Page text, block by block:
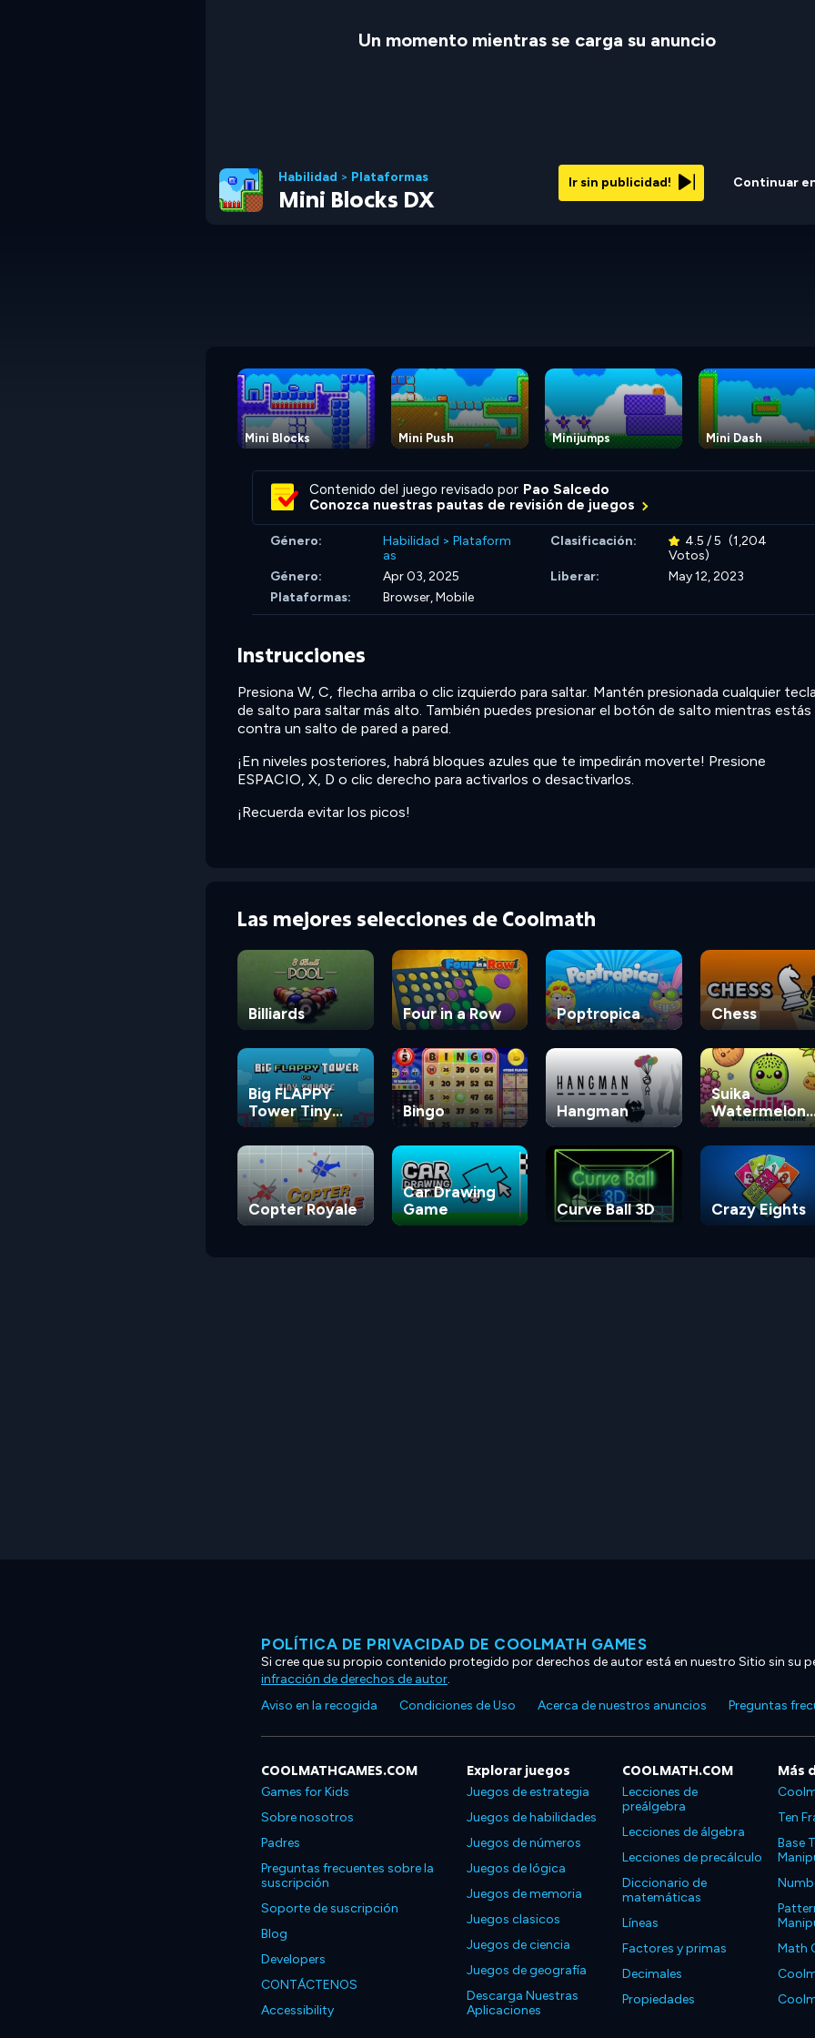
Un momento mientras se carga su anuncio
Continuar
Ir sin publicidad!
Habilidad > Plataformas
Mini Blocks DX
Mini Blocks Mini Push Minijumps Mini Dash
Contenido del juego revisado por Pao Salcedo
Conozca nuestras pautas de revisión de juegos
Género: Habilidad > Plataform
as
Clasificación: 4.5 / 5 (1,204
Votos)
Género:
Apr 03, 2025 Liberar:
May 12, 2023
Plataformas:
Browser, Mobile
Instrucciones
Presiona W, C, flecha arriba o clic izquierdo para saltar. Mantén presionada cualquier
de salto para saltar más alto. También puedes presionar el botón de salto mientras estás
contra un salto de pared a pared.
¡En niveles posteriores, habrá bloques azules que te impedirán moverte! Presione
ESPACIO, X, D o clic derecho para activarlos o desactivarlos.
¡Recuerda evitar los picos!
Las mejores selecciones de Coolmath
Billiards Four in a Row Poptropica Chess
Big FLAPPY
Tower Tiny
Square
Bingo Hangman
Suika
Watermelon
Game
Copter Royale
Car Drawing
Game
Curve Ball 3D Crazy Eights
POLÍTICA DE PRIVACIDAD DE COOLMATH GAMES
Si cree que su propio contenido protegido por derechos de autor está en nuestro Sitio sin su
infracción de derechos de autor.
Aviso en la recogida
Condiciones de Uso Acerca de nuestros anuncios Preguntas
COOLMATHGAMES.COM
Games for Kids
Sobre nosotros
Padres
Preguntas frecuentes sobre la
suscripción
Soporte de suscripción
Blog
Developers
CONTÁCTENOS
Accessibility
Explorar juegos
Juegos de estrategia
Juegos de habilidades
Juegos de números
Juegos de lógica
Juegos de memoria
Juegos clasicos
Juegos de ciencia
Juegos de geografía
Descarga Nuestras
Aplicaciones
COOLMATH.COM
Lecciones de
preálgebra
Lecciones de álgebra
Lecciones de precálculo
Diccionario de
matemáticas
Líneas
Factores y primas
Decimales
Propiedades
Más
Ten
Base
Math